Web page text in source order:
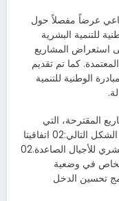
عرضاً مفصلاً حول
للتنمية البشرية
2025، إضافة إلى استعراض المشاريع
كما تم تقديم
الوطنية للتنمية
المقترحة، التي
توجت بتوقيع 12 اتفاقية شراكة موزعة على الشكل التالي:02 اتفاقيتا
شراكة في إطار برنامج الدفع بالرأسمال البشري للأجيال الصاعدة.02
في وضعية
تحسين الدخل